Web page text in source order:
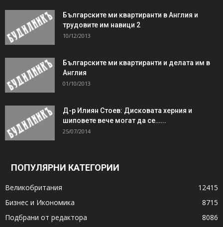
Българските ми квартиранти в Англия и
трудовите им навици 2
10/12/2013
Българските ми квартиранти и делата им в
Англия
01/10/2013
Д-р Илиян Стоев: Дисковата херния и
шиповете вече могат да се…...
25/07/2014
ПОПУЛЯРНИ КАТЕГОРИИ
Великобритания
12415
Бизнес и Икономика
8715
Подбрани от редактора
8086